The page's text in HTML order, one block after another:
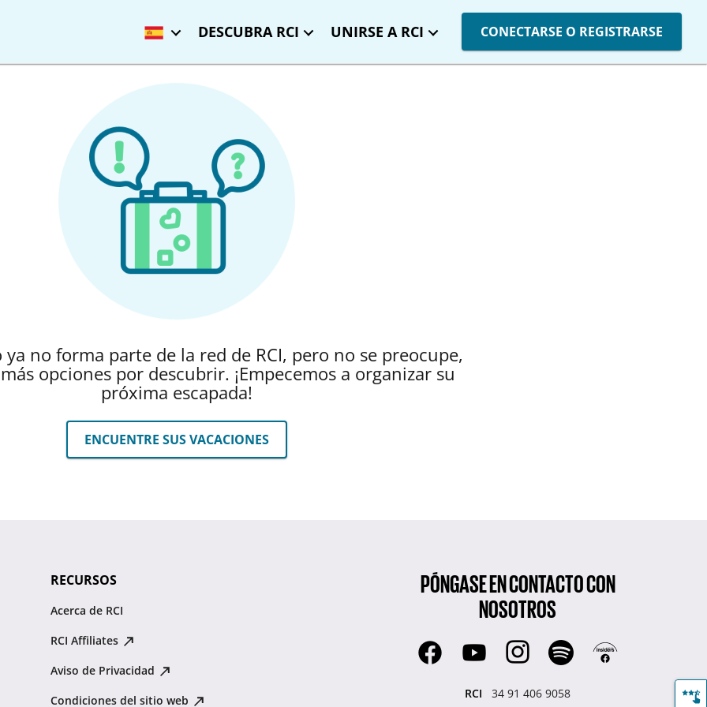
DESCUBRA RCI UNIRSE A RCI CONECTARSE O REGISTRARSE
ya no forma parte de la red de RCI, pero no se preocupe,
opciones por descubrir. ¡Empecemos a organizar su
próxima escapada!
ENCUENTRE SUS VACACIONES
RECURSOS
Acerca de RCI
RCI Affiliates
Aviso de Privacidad
Condiciones del sitio web
PÓNGASE EN CONTACTO CON
NOSOTROS
RCI
34 91 406 9058